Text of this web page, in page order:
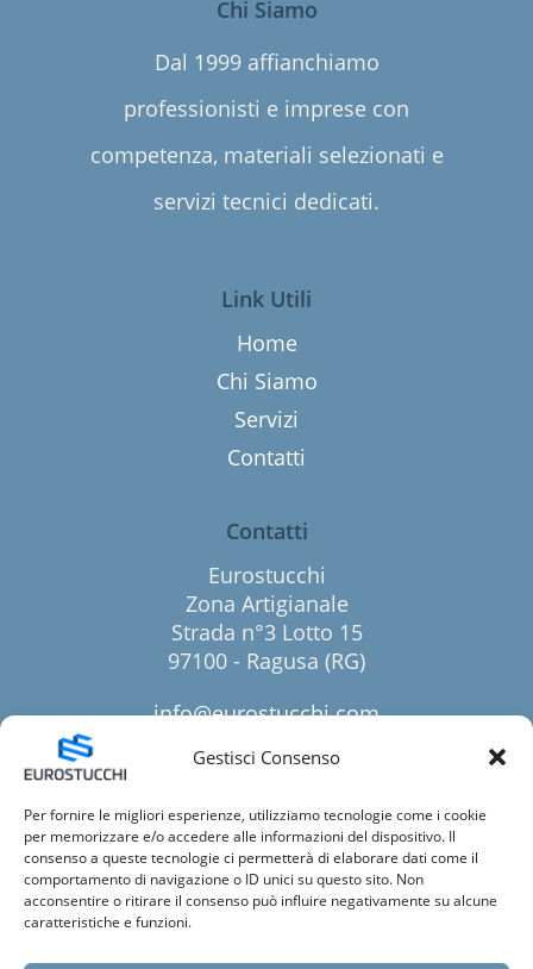
Gestisci Consenso
Per fornire le migliori esperienze, utilizziamo tecnologie come i cookie
per memorizzare e/o accedere alle informazioni del dispositivo. Il
consenso a queste tecnologie ci permetterà di elaborare dati come il
comportamento di navigazione o ID unici su questo sito. Non
acconsentire o ritirare il consenso può influire negativamente su alcune
caratteristiche e funzioni.
Chi Siamo
Dal 1999 affianchiamo
professionisti e imprese con
competenza, materiali selezionati e
servizi tecnici dedicati.
Link Utili
Home
Chi Siamo
Servizi
Contatti
Contatti
Eurostucchi
Zona Artigianale
Strada n°3 Lotto 15
97100 - Ragusa (RG)
info@eurostucchi.com
+39 3534924248
Seguici